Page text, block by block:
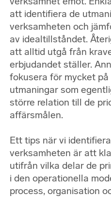
att identifiera de
verksamheten och
av idealtillståndet.
att alltid utgå från
erbjudandet ställer.
fokusera för mycket
utmaningar som
större relation till de
affärsmålen.
Ett tips när vi
verksamheten är att
utifrån vilka delar de
i den operationella
process, organisation